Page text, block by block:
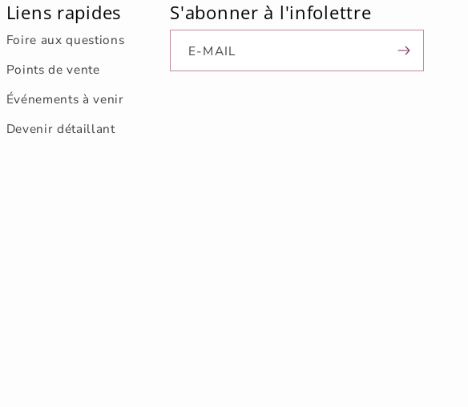
Liens rapides
Foire aux questions
Points de vente
Événements à venir
Devenir détaillant
S'abonner à l'infolettre
E-MAIL